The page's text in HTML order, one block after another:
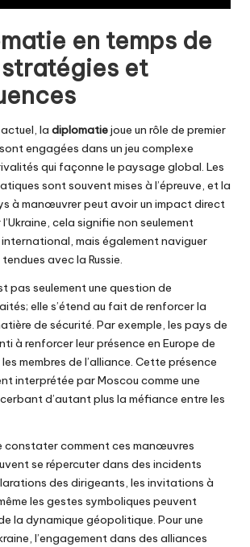
en temps de
et
la diplomatiejoue un rôle de premier
engagées dans un jeu complexe
qui façonne le paysage global. Les
sont souvent mises à l’épreuve, et la
à manœuvrer peut avoir un impact direct
l’Ukraine, cela signifie non seulement
mais également naviguer
avec la Russie.
pas seulement une question de
elle s’étend au fait de renforcer la
de sécurité. Par exemple, les pays de
à renforcer leur présence en Europe de
les membres de l’alliance. Cette présence
interprétée par Moscou comme une
d’autant plus la méfiance entre les
constater comment ces manœuvres
se répercuter dans des incidents
des dirigeants, les invitations à
les gestes symboliques peuvent
la dynamique géopolitique. Pour une
l’engagement dans des alliances